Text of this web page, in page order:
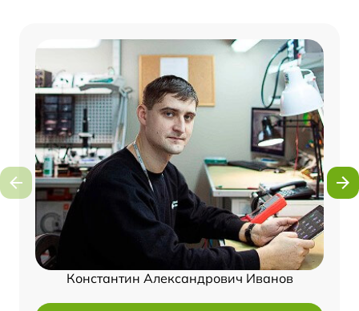
Константин Александрович Иванов